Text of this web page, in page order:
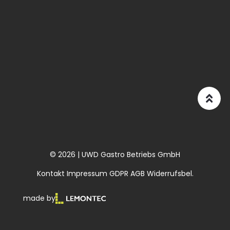
© 2026 | UWD Gastro Betriebs GmbH
Kontakt Impressum GDPR AGB Widerrufsbel.
made by